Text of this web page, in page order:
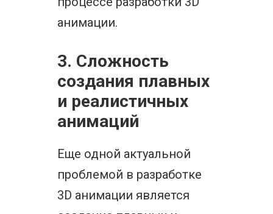
анимации.
3. Сложность
создания плавных
и реалистичных
анимаций
Еще одной актуальной
проблемой в разработке
3D анимации является